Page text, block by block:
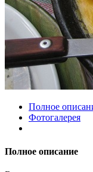
Полное
Фотогалерея
Полное описание